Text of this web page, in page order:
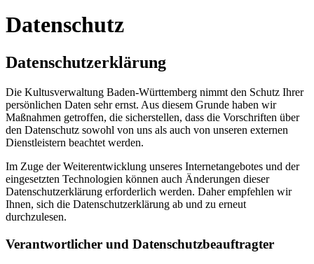
Datenschutz
Datenschutzerklärung
Die Kultusverwaltung Baden-Württemberg nimmt den Schutz Ihrer
persönlichen Daten sehr ernst. Aus diesem Grunde haben wir
Maßnahmen getroffen, die sicherstellen, dass die Vorschriften über
den Datenschutz sowohl von uns als auch von unseren externen
Dienstleistern beachtet werden.
Im Zuge der Weiterentwicklung unseres Internetangebotes und der
eingesetzten Technologien können auch Änderungen dieser
Datenschutzerklärung erforderlich werden. Daher empfehlen wir
Ihnen, sich die Datenschutzerklärung ab und zu erneut
durchzulesen.
Verantwortlicher und Datenschutzbeauftragter